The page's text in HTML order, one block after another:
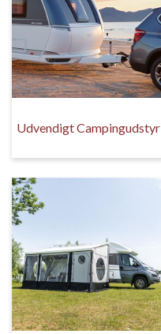
Udvendigt Campingudstyr